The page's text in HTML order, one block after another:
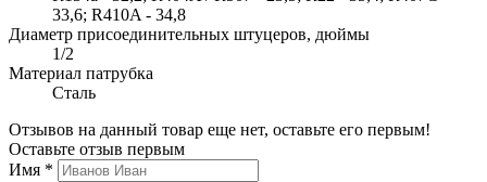
33,6; R410A - 34,8
Диаметр присоединительных штуцеров, дюймы
1/2
Материал патрубка
Сталь
Отзывов на данный товар еще нет, оставьте его первым!
Оставьте отзыв первым
Имя *